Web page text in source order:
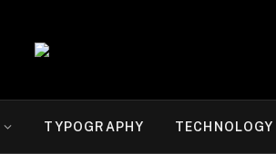
TYPOGRAPHY TECHNOLOGY